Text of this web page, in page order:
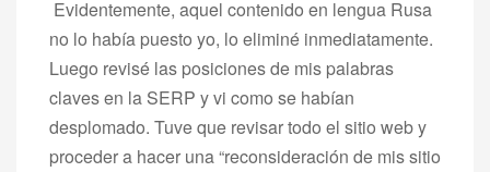
Evidentemente, aquel contenido en lengua Rusa
no lo había puesto yo, lo eliminé inmediatamente.
Luego revisé las posiciones de mis palabras
claves en la SERP y vi como se habían
desplomado. Tuve que revisar todo el sitio web y
proceder a hacer una “reconsideración de mis sitio